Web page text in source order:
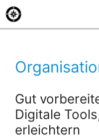
Zum
Inhalt
springen
Gut
Digitale
erleichtern